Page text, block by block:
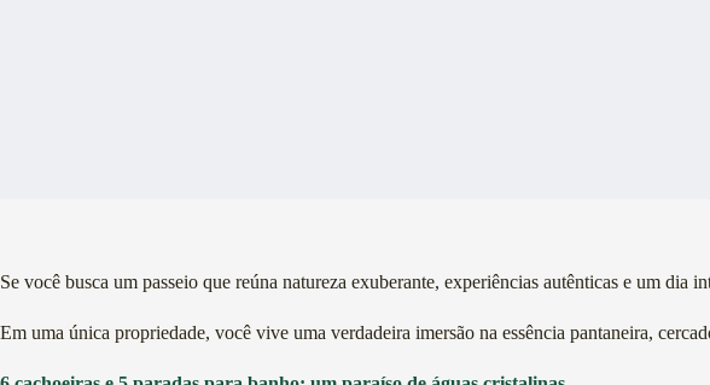
Se você busca um passeio que reúna natureza exuberante, experiências autênticas e um
Em uma única propriedade, você vive uma verdadeira imersão na essência pantaneira,